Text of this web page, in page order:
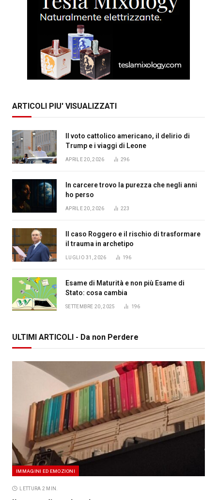
ARTICOLI PIU' VISUALIZZATI
Il voto cattolico americano, il delirio di
Trump e i viaggi di Leone
APRILE 20, 2026 296
In carcere trovo la purezza che negli anni
ho perso
APRILE 20, 2026 223
Il caso Roggero e il rischio di trasformare
il trauma in archetipo
LUGLIO 31, 2026 196
Esame di Maturità e non più Esame di
Stato: cosa cambia
SETTEMBRE 20, 2025 196
ULTIMI ARTICOLI - Da non Perdere
IMMAGINI ED EMOZIONI
LETTURA 2 MIN.